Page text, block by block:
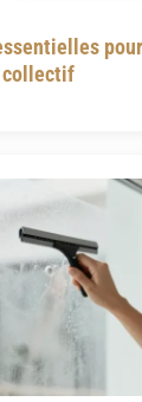
collectif